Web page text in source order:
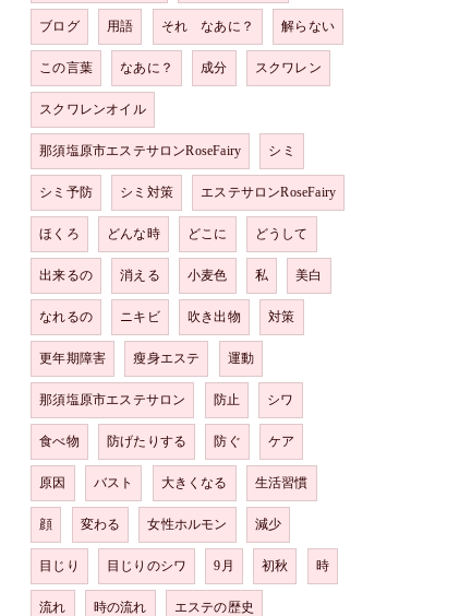
ブログ 用語 それ なあに？ 解らない
この言葉 なあに？ 成分 スクワレン
スクワレンオイル
那須塩原市エステサロンRoseFairy シミ
シミ予防 シミ対策 エステサロンRoseFairy
ほくろ どんな時 どこに どうして
出来るの 消える 小麦色 私 美白
なれるの ニキビ 吹き出物 対策
更年期障害 瘦身エステ 運動
那須塩原市エステサロン 防止 シワ
食べ物 防げたりする 防ぐ ケア
原因 バスト 大きくなる 生活習慣
顔 変わる 女性ホルモン 減少
目じり 目じりのシワ 9月 初秋 時
流れ 時の流れ エステの歴史